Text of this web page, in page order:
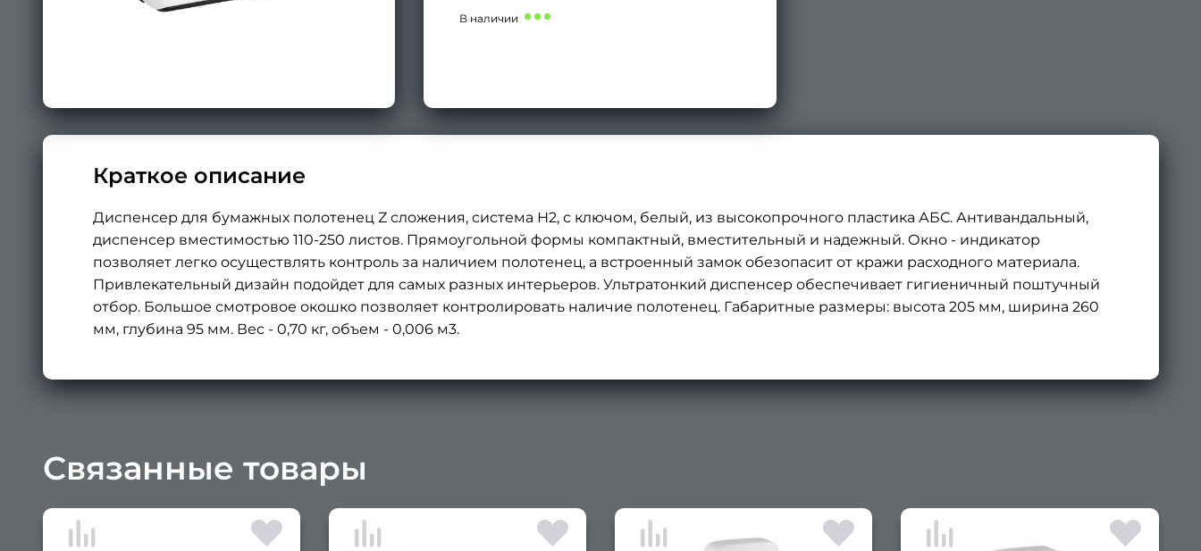
В наличии
Краткое описание
Диспенсер для бумажных полотенец Z сложения, система Н2, с ключом, белый, из высокопрочного пластика АБС. Антивандальный,
диспенсер вместимостью 110-250 листов. Прямоугольной формы компактный, вместительный и надежный. Окно - индикатор
позволяет легко осуществлять контроль за наличием полотенец, а встроенный замок обезопасит от кражи расходного материала.
Привлекательный дизайн подойдет для самых разных интерьеров. Ультратонкий диспенсер обеспечивает гигиеничный поштучный
отбор. Большое смотровое окошко позволяет контролировать наличие полотенец. Габаритные размеры: высота 205 мм, ширина 260
мм, глубина 95 мм. Вес - 0,70 кг, объем - 0,006 м3.
Связанные товары